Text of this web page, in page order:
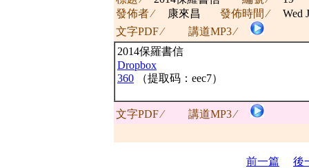
發佈者 ∕
康來昌 發佈時間 ∕
Wed
文字PDF ∕
講道MP3 ∕
2014保羅書信
Dropbox
360 （提取码：eec7）
文字PDF ∕ 講道MP3 ∕
前一篇 後